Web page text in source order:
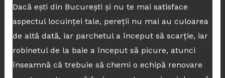
Dacă ești din București și nu te mai satisface
aspectul locuinței tale, pereții nu mai au culoarea
de altă dată, iar parchetul a început să scarție, iar
robinetul de la baie a început să picure, atunci
înseamnă că trebuie să chemi o echipă renovare